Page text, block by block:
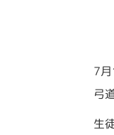
7
弓
生